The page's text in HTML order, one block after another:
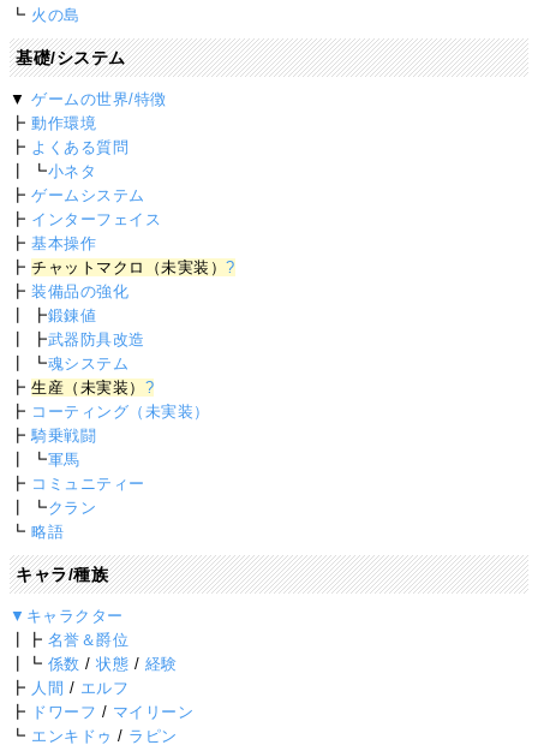
┗ 火の島
基礎/システム
▼ゲームの世界/特徴
┣動作環境
┣ よくある質問
┃ ┗小ネタ
┣ゲームシステム
┣ インターフェイス
┣基本操作
┣チャットマクロ（未実装）?
┣装備品の強化
┃ ┣鍛錬値
┃ ┣武器防具改造
┃ ┗魂システム
┣生産（未実装） ?
┣ コーティング（未実装）
┣騎乗戦闘
┃ ┗軍馬
┣ コミュニティー
┃ ┗クラン
┗略語
キャラ/種族
▼キャラクター
┃┣ 名誉＆爵位
┃┗ 係数 /状態 / 経験
┣ 人間 / エルフ
┣ ドワーフ / マイリーン
┗ エンキドゥ / ラピン